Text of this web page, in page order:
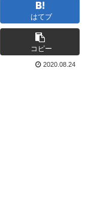
はてブ
コピー
2020.08.24